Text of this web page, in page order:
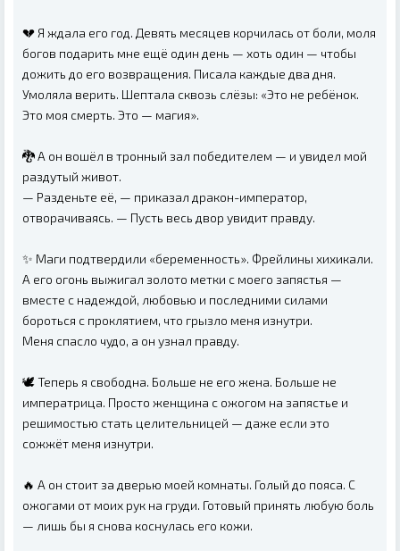
💔 Я ждала его год. Девять месяцев корчилась от боли, моля
богов подарить мне ещё один день — хоть один — чтобы
дожить до его возвращения. Писала каждые два дня.
Умоляла верить. Шептала сквозь слёзы: «Это не ребёнок.
Это моя смерть. Это — магия».
🐉 А он вошёл в тронный зал победителем — и увидел мой
раздутый живот.
— Разденьте её, — приказал дракон-император,
отворачиваясь. — Пусть весь двор увидит правду.
✨ Маги подтвердили «беременность». Фрейлины хихикали.
А его огонь выжигал золото метки с моего запястья —
вместе с надеждой, любовью и последними силами
бороться с проклятием, что грызло меня изнутри.
Меня спасло чудо, а он узнал правду.
🕊️ Теперь я свободна. Больше не его жена. Больше не
императрица. Просто женщина с ожогом на запястье и
решимостью стать целительницей — даже если это
сожжёт меня изнутри.
🔥 А он стоит за дверью моей комнаты. Голый до пояса. С
ожогами от моих рук на груди. Готовый принять любую боль
— лишь бы я снова коснулась его кожи.